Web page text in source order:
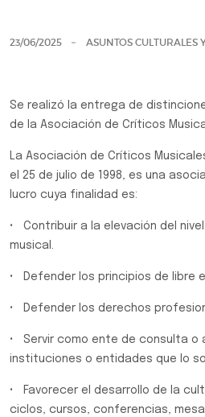
23/06/2025 ASUNTOS CULTURALES
Se realizó la entrega de
de la Asociación de Críticos
La Asociación de Críticos
el 25 de julio de 1998, es una
lucro cuya finalidad es:
• Contribuir a la elevación del
musical.
• Defender los principios de libre
• Defender los derechos
• Servir como ente de consulta o
instituciones o entidades que lo
• Favorecer el desarrollo de la
ciclos, cursos, conferencias,